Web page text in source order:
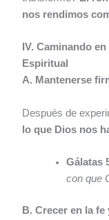
nos rendimos
IV. Caminando
Espiritual
A. Mantenerse
Después de
lo que Dios nos
Gálatas
con que
B. Crecer en la